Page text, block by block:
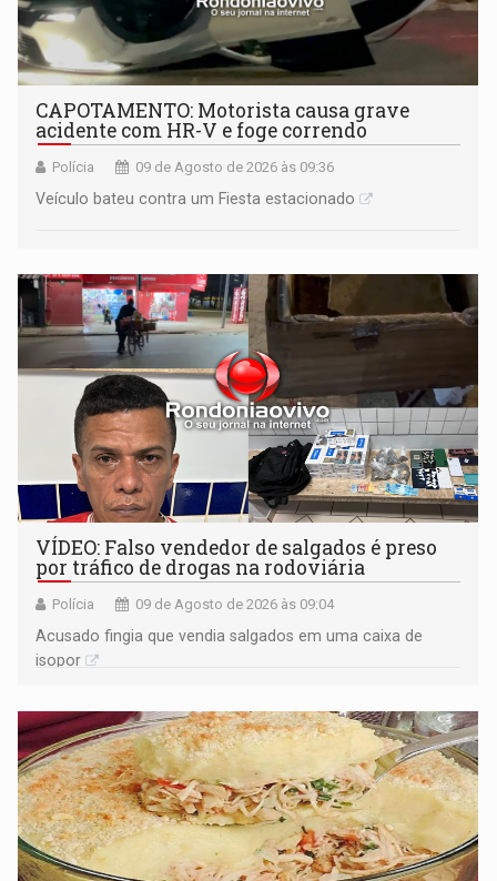
CAPOTAMENTO: Motorista causa grave
acidente com HR-V e foge correndo
Polícia 09 de Agosto de 2026 às 09:36
Veículo bateu contra um Fiesta estacionado
VÍDEO: Falso vendedor de salgados é preso
por tráfico de drogas na rodoviária
Polícia 09 de Agosto de 2026 às 09:04
Acusado fingia que vendia salgados em uma caixa de
isopor